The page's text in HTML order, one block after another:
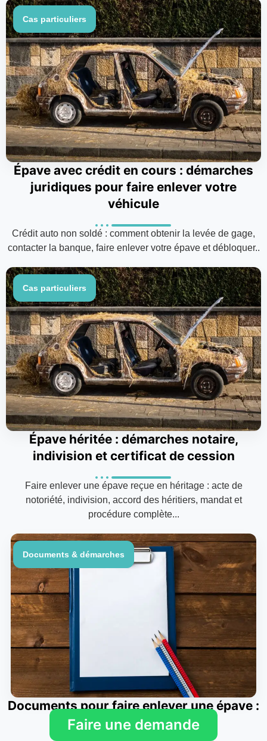
Cas particuliers
Épave avec crédit en cours : démarches
juridiques pour faire enlever votre
véhicule
Crédit auto non soldé : comment obtenir la levée de gage,
contacter la banque, faire enlever votre épave et débloquer..
Cas particuliers
Épave héritée : démarches notaire,
indivision et certificat de cession
Faire enlever une épave reçue en héritage : acte de
notoriété, indivision, accord des héritiers, mandat et
procédure complète...
Documents & démarches
Documents pour faire enlever une épave :
liste complète
Faire une demande